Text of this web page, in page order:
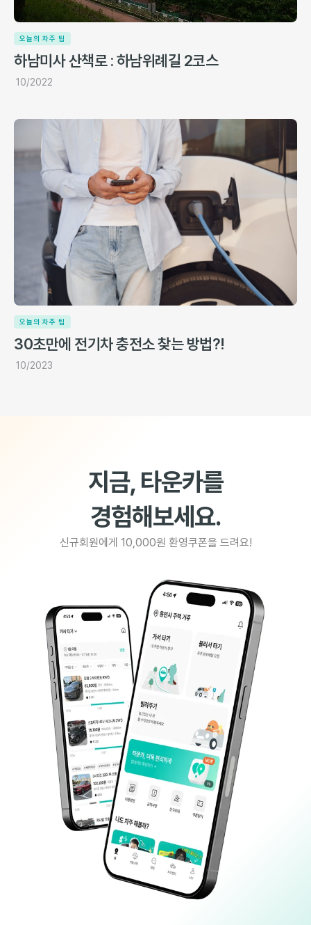
오늘의 차주 팁
하남미사 산책로 : 하남위례길 2코스
10/2022
오늘의 차주 팁
30초만에 전기차 충전소 찾는 방법?!
10/2023
지금, 타운카를
경험해보세요.
신규회원에게 10,000원 환영쿠폰을 드려요!